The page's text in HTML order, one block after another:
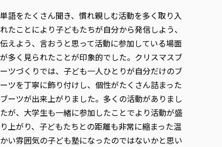
学びの特徴
ICT教育
初年次教育（リエゾンゼミⅠ）
実学臨床教育（総合福祉学部のみ履修可能）
教育実践活動（教育学科学生のみ受講可能）
禅のこころ
教員紹介・業績
学びのサポート
学びのサポート
学費（学部学科）
授業料減免・奨学金等
宿舎の紹介
学生生活サポート
東北福祉大学オープンアクセス方針
伝承講座「311『伝える／備える』次世代塾」
JICA草の根技術協力事業
被災地の子ども支援活動
自治体・団体等との主な協定
自治体・団体等との主な協定
研究所について
研究者のご紹介
Universal Passport
単語をたくさん聞き、慣れ親しむ活動を多く取り入
れたことにより子どもたちが自分から発信しよう、
伝えよう、言おうと思って活動に参加している場面
が多く見られたことが印象的でした。クリスマスブ
ーツづくりでは、子ども一人ひとりが自分だけのブ
ーツを丁寧に飾り付けし、個性がたくさん詰まった
ブーツが出来上がりました。多くの活動がありまし
たが、大学生も一緒に参加したことでより活動が盛
り上がり、子どもたちとの距離も非常に縮まった温
かい雰囲気の子ども塾になったのではないかと思い